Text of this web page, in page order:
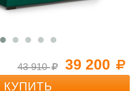
39 200
43 910
КУПИТЬ